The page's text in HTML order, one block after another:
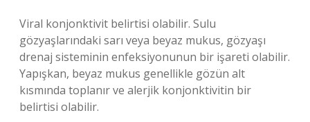
Viral konjonktivit belirtisi olabilir. Sulu
gözyaşlarındaki sarı veya beyaz mukus, gözyaşı
drenaj sisteminin enfeksiyonunun bir işareti olabilir.
Yapışkan, beyaz mukus genellikle gözün alt
kısmında toplanır ve alerjik konjonktivitin bir
belirtisi olabilir.